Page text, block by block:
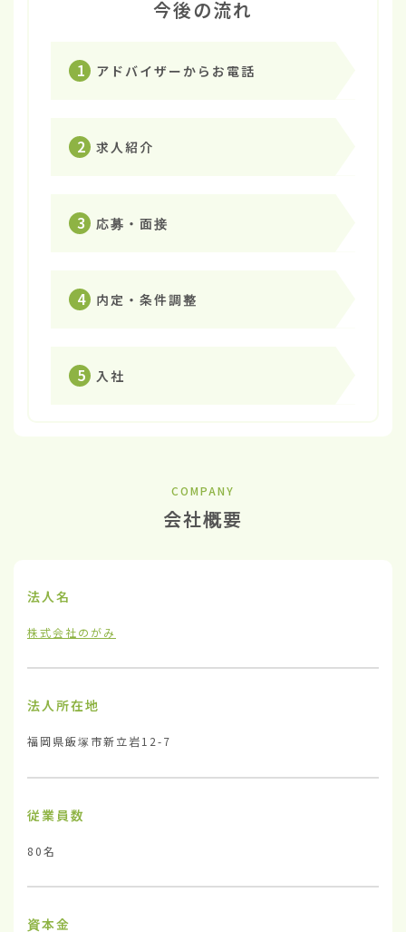
今後の流れ
1 アドバイザーからお電話
2 求人紹介
3 応募・面接
4 内定・条件調整
5 入社
COMPANY
会社概要
法人名
株式会社のがみ
法人所在地
福岡県飯塚市新立岩12-7
従業員数
80名
資本金